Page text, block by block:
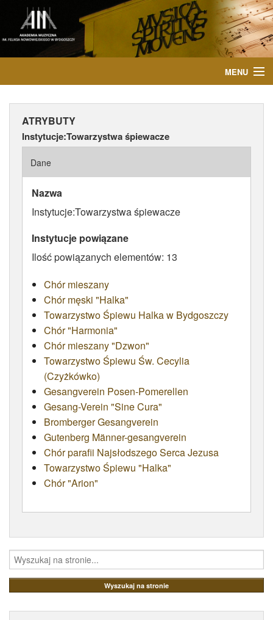
MENU
AKTUALNOŚCI
WYDARZENIA
PUBLIKACJE
ATRYBUTY
ATRYBUTY
Instytucje:Towarzystwa śpiewacze
Dane
Nazwa
Instytucje:Towarzystwa śpiewacze
Instytucje powiązane
Ilość powiązanych elementów: 13
Chór mieszany
Chór męski "Halka"
Towarzystwo Śpiewu Halka w Bydgoszczy
Chór "Harmonia"
Chór mieszany "Dzwon"
Towarzystwo Śpiewu Św. Cecylia
(Czyżkówko)
Gesangverein Posen-Pomerellen
Gesang-Verein "Sine Cura"
Bromberger Gesangverein
Gutenberg Männer-gesangverein
Chór parafii Najsłodszego Serca Jezusa
Towarzystwo Śpiewu "Halka"
Chór "Arion"